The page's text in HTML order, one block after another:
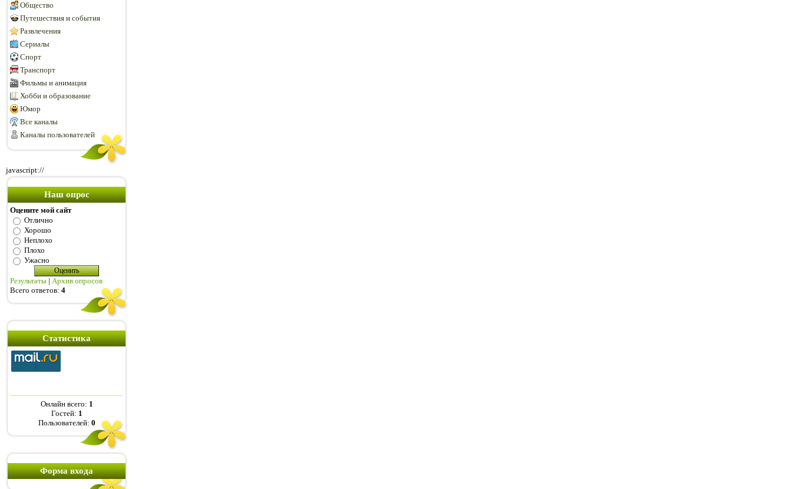
Общество
Путешествия и события
Развлечения
Сериалы
Спорт
Транспорт
Фильмы и анимация
Хобби и образование
Юмор
Все каналы
Каналы пользователей
javascript://
Наш опрос
Оцените мой сайт
Отлично
Хорошо
Неплохо
Плохо
Ужасно
Результаты | Архив опросов
Всего ответов: 4
Статистика
Онлайн всего: 1
Гостей: 1
Пользователей: 0
Форма входа